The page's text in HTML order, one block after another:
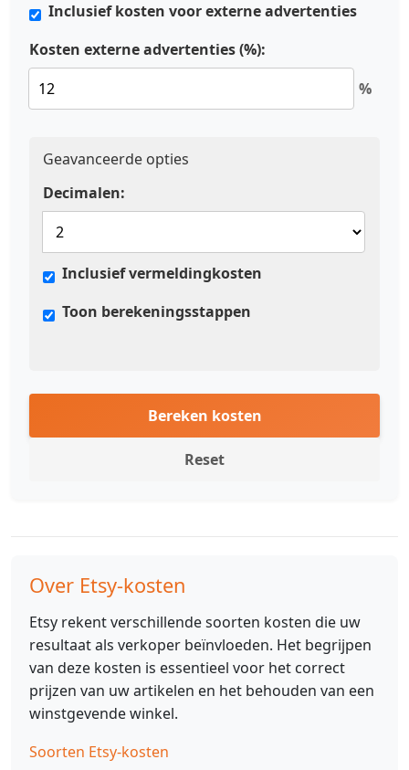
Inclusief kosten voor externe advertenties
Kosten externe advertenties (%):
%
Geavanceerde opties
Decimalen:
Inclusief vermeldingkosten
Toon berekeningsstappen
Bereken kosten
Reset
Over Etsy-kosten
Etsy rekent verschillende soorten kosten die uw
resultaat als verkoper beïnvloeden. Het begrijpen
van deze kosten is essentieel voor het correct
prijzen van uw artikelen en het behouden van een
winstgevende winkel.
Soorten Etsy-kosten